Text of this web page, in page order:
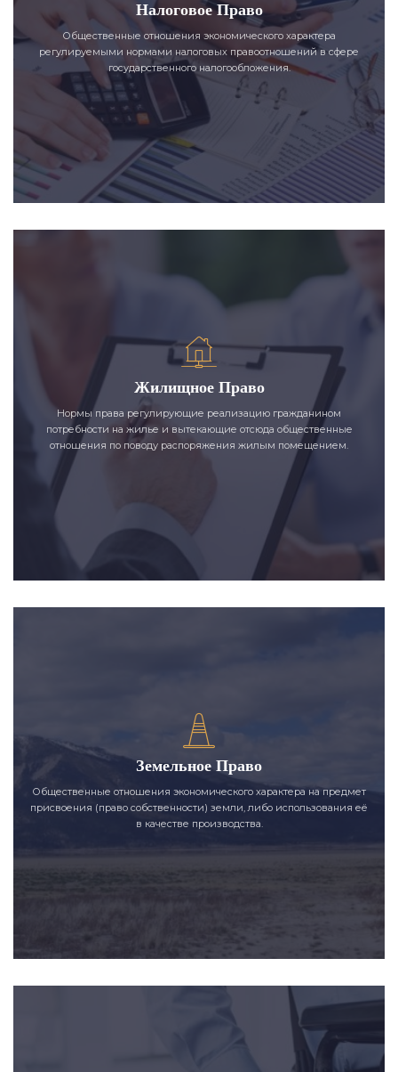
Налоговое Право
Общественные отношения экономического характера
регулируемыми нормами налоговых правоотношений в сфере
государственного налогообложения.
Жилищное Право
Нормы права регулирующие реализацию гражданином
потребности на жилье и вытекающие отсюда общественные
отношения по поводу распоряжения жилым помещением.
Земельное Право
Общественные отношения экономического характера на предмет
присвоения (право собственности) земли, либо использования её
в качестве производства.